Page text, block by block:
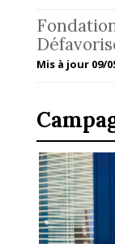
Mis à jour 09/